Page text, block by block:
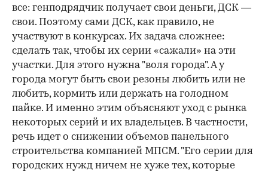
все: генподрядчик получает свои деньги, ДСК —
свои. Поэтому сами ДСК, как правило, не
участвуют в конкурсах. Их задача сложнее:
сделать так, чтобы их серии «сажали» на эти
участки. Для этого нужна "воля города". А у
города могут быть свои резоны любить или не
любить, кормить или держать на голодном
пайке. И именно этим объясняют уход с рынка
некоторых серий и их владельцев. В частности,
речь идет о снижении объемов панельного
строительства компанией МПСМ. "Его серии для
городских нужд ничем не хуже тех, которые